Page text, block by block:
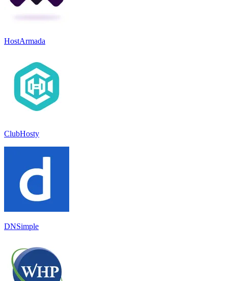
HostArmada
ClubHosty
DNSimple